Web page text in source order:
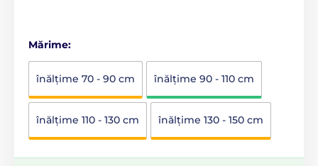
Mărime:
înălţime 70 - 90 cm înălţime 90 - 110 cm
înălţime 110 - 130 cm înălţime 130 - 150 cm